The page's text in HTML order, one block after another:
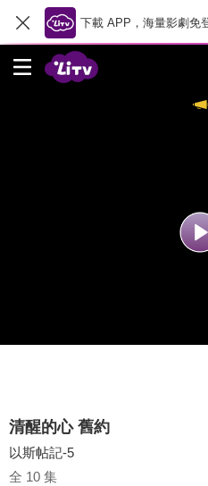
下載 APP，海量影劇免
清醒的心 舊約
以斯帖記-5
全 10 集